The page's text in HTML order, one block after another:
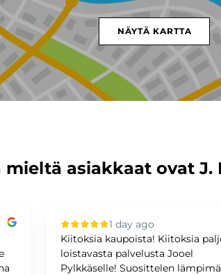
NÄYTÄ KARTTA
mieltä asiakkaat ovat J.
1 day ago
Kiitoksia kaupoista! Kiitoksia
loistavasta palvelusta Jooel
Pylkkäselle! Suosittelen